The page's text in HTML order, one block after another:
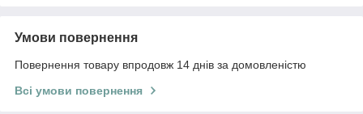
Умови повернення
Повернення товару впродовж 14 днів за домовленістю
Всі умови повернення